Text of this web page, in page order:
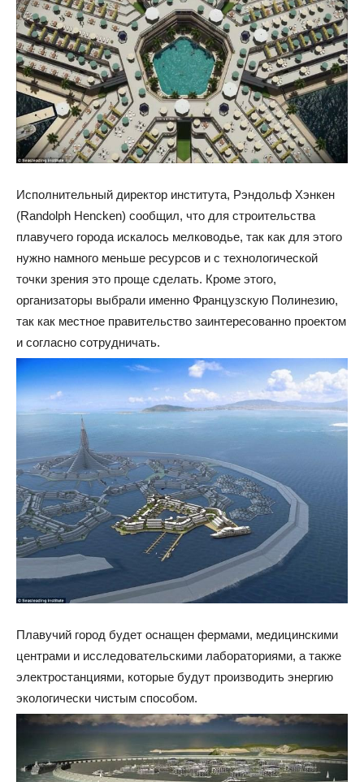
Исполнительный директор института, Рэндольф Хэнкен
(Randolph Hencken) сообщил, что для строительства
плавучего города искалось мелководье, так как для этого
нужно намного меньше ресурсов и с технологической
точки зрения это проще сделать. Кроме этого,
организаторы выбрали именно Французскую Полинезию,
так как местное правительство заинтересованно проектом
и согласно сотрудничать.
Плавучий город будет оснащен фермами, медицинскими
центрами и исследовательскими лабораториями, а также
электростанциями, которые будут производить энергию
экологически чистым способом.